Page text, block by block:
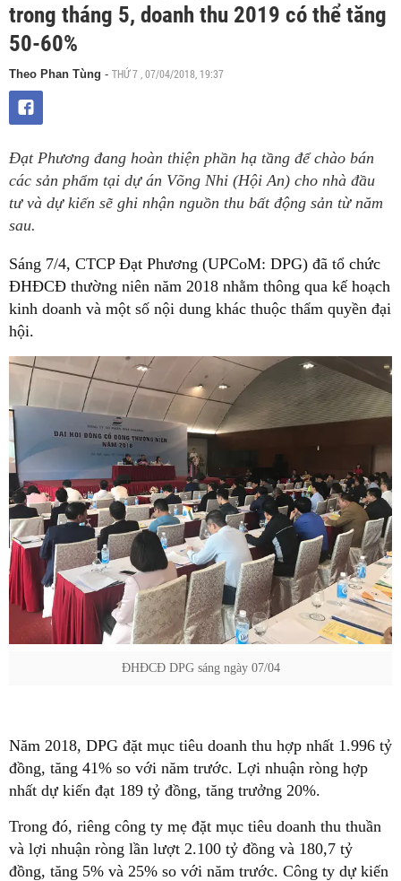
trong tháng 5, doanh thu 2019 có thể tăng
50-60%
Theo Phan Tùng - THỨ 7 , 07/04/2018, 19:37
Đạt Phương đang hoàn thiện phần hạ tầng để chào bán
các sản phẩm tại dự án Võng Nhi (Hội An) cho nhà đầu
tư và dự kiến sẽ ghi nhận nguồn thu bất động sản từ năm
sau.
Sáng 7/4, CTCP Đạt Phương (UPCoM: DPG) đã tổ chức
ĐHĐCĐ thường niên năm 2018 nhằm thông qua kế hoạch
kinh doanh và một số nội dung khác thuộc thẩm quyền đại
hội.
ĐHĐCĐ DPG sáng ngày 07/04
Năm 2018, DPG đặt mục tiêu doanh thu hợp nhất 1.996 tỷ
đồng, tăng 41% so với năm trước. Lợi nhuận ròng hợp
nhất dự kiến đạt 189 tỷ đồng, tăng trưởng 20%.
Trong đó, riêng công ty mẹ đặt mục tiêu doanh thu thuần
và lợi nhuận ròng lần lượt 2.100 tỷ đồng và 180,7 tỷ
đồng, tăng 5% và 25% so với năm trước. Công ty dự kiến